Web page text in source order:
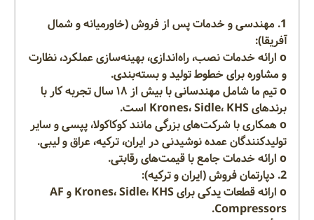
1. مهندسی و خدمات پس از فروش (خاورمیانه و شمال
آفریقا):
o ارائه خدمات نصب، راه‌اندازی، بهینه‌سازی عملکرد، نظارت
و مشاوره برای خطوط تولید و بسته‌بندی.
o تیم ما شامل مهندسانی با بیش از ۱۸ سال تجربه کار با
برندهای Krones، Sidle، KHS است.
o همکاری با شرکت‌های بزرگی مانند کوکاکولا، پپسی و سایر
تولیدکنندگان عمده نوشیدنی در ایران، ترکیه، عراق و لیبی.
o ارائه خدمات جامع با قیمت‌های رقابتی.
2. دپارتمان فروش (ایران و ترکیه):
o ارائه قطعات یدکی برای Krones، Sidle، KHS و AF
Compressors.